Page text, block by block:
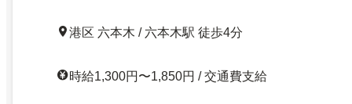
港区 六本木 / 六本木駅 徒歩4分
時給1,300円〜1,850円 / 交通費支給